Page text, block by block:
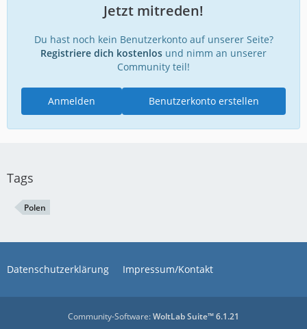
Jetzt mitreden!
Du hast noch kein Benutzerkonto auf unserer Seite?
Registriere dich kostenlos und nimm an unserer
Community teil!
Benutzerkonto erstellen
Anmelden
Tags
Polen
Datenschutzerklärung Impressum/Kontakt
Community-Software:WoltLab Suite™ 6.1.21